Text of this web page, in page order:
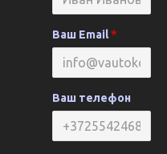
Ваш Email
Ваш телефон